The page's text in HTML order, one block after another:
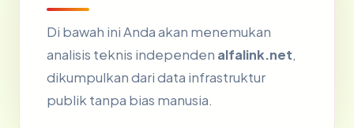
Di bawah ini Anda akan menemukan
analisis teknis independen alfalink.net,
dikumpulkan dari data infrastruktur
publik tanpa bias manusia.